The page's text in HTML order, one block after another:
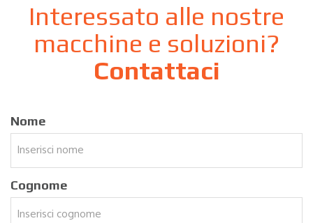
Interessato alle nostre
macchine e soluzioni?
Contattaci
Nome
Cognome